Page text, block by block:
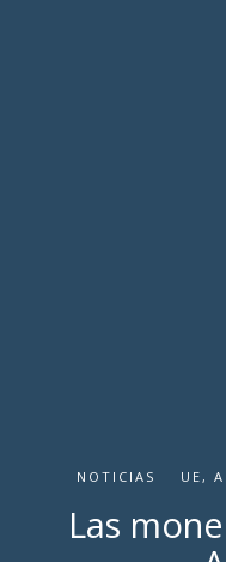
NOTICIAS UE,
Las